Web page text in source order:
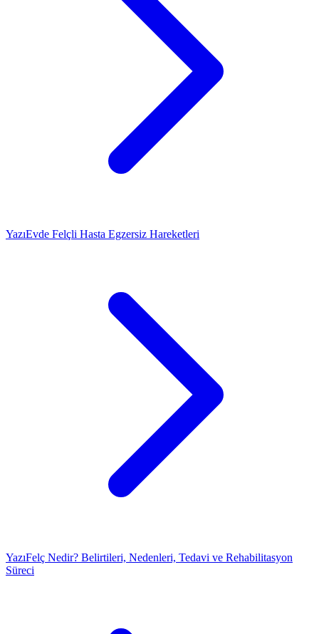
YazıEvde Felçli Hasta Egzersiz Hareketleri
YazıFelç Nedir? Belirtileri, Nedenleri, Tedavi ve Rehabilitasyon
Süreci